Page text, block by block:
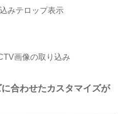
みテロップ表示
画像の取り込み
合わせたカスタマイズが